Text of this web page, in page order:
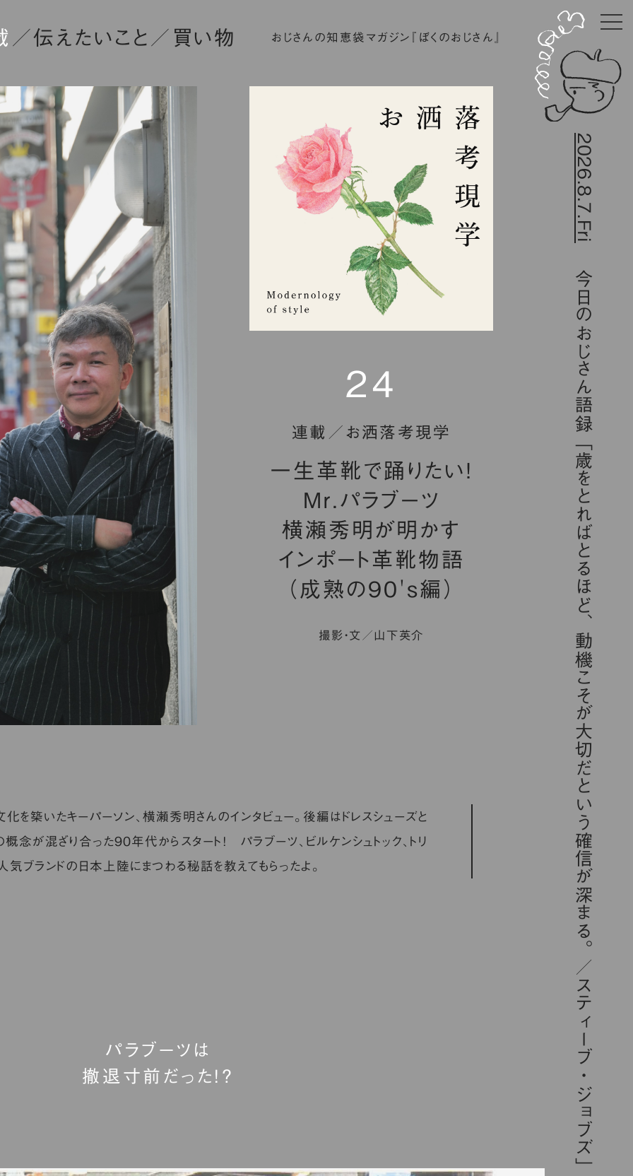
伝えたいこと 買い物 おじさんの知恵袋マガジン『ぼくのおじさん』
2026.8.7.Fri
今日のおじさん語録
「歳をとればとるほど、動機こそが大切だという確信が深まる。／スティーブ・ジョブズ」
24
連載／お洒落考現学
一生革靴で踊りたい！
Mr.パラブーツ
横瀬秀明が明かす
インポート革靴物語
（成熟の90's編）
撮影・文／山下英介
を築いたキーパーソン、横瀬秀明さんのインタビュー。後編はドレスシューズと
念が混ざり合った90年代からスタート！ パラブーツ、ビルケンシュトック、トリ
気ブランドの日本上陸にまつわる秘話を教えてもらったよ。
パラブーツは
撤退寸前だった!?